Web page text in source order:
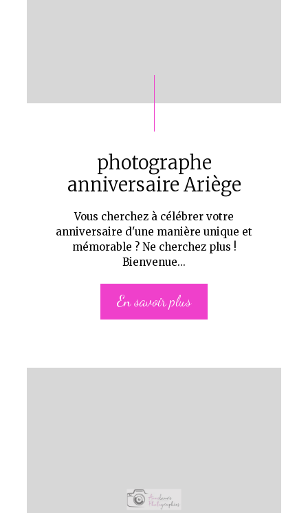
photographe
anniversaire Ariège
Vous cherchez à célébrer votre
anniversaire d'une manière unique et
mémorable ? Ne cherchez plus !
Bienvenue...
En savoir plus